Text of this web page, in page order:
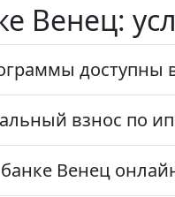
Венец:
доступны
взнос по
Венец